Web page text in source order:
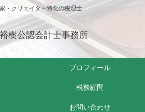
・クリエイター特化の税理士
樹公認会計士事務所
プロフィール
税務顧問
お問い合わせ